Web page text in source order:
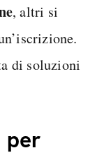
, altri si
di soluzioni
per